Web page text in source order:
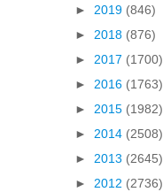
► 2019 (846)
► 2018 (876)
► 2017 (1700)
► 2016 (1763)
► 2015 (1982)
► 2014 (2508)
► 2013 (2645)
► 2012 (2736)